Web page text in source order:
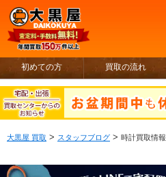
初めての方 買取の流れ
大黒屋 買取 > スタッフブログ > 時計買取情報